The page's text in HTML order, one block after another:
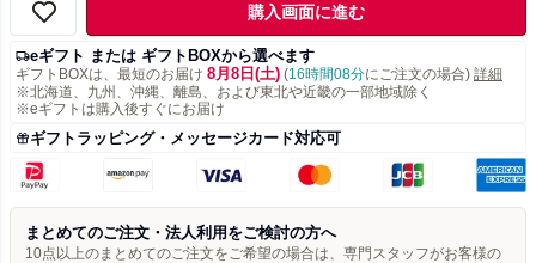
購入画面に進む
eギフト または ギフトBOXから選べます
ギフトBOXは、最短のお届け 8月8日(土) (16時間08分にご注文の場合) 詳細
※北海道、九州、沖縄、離島、および東北や近畿の一部地域除く
※eギフトは購入後すぐにお届け
ギフトラッピング・メッセージカード対応可
まとめてのご注文・法人利用をご検討の方へ
10点以上のまとめてのご注文をご希望の場合は、専門スタッフがお客様の